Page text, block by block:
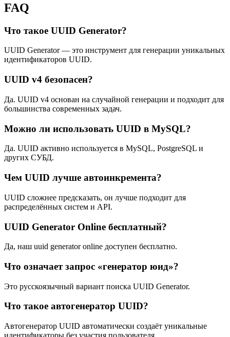
FAQ
Что такое UUID Generator?
UUID Generator — это инструмент для генерации уникальных
идентификаторов UUID.
UUID v4 безопасен?
Да. UUID v4 основан на случайной генерации и подходит для
большинства современных задач.
Можно ли использовать UUID в MySQL?
Да. UUID активно используется в MySQL, PostgreSQL и
других СУБД.
Чем UUID лучше автоинкремента?
UUID сложнее предсказать, он лучше подходит для
распределённых систем и API.
UUID Generator Online бесплатный?
Да, наш uuid generator online доступен бесплатно.
Что означает запрос «генератор юид»?
Это русскоязычный вариант поиска UUID Generator.
Что такое автогенератор UUID?
Автогенератор UUID автоматически создаёт уникальные
идентификаторы без участия пользователя.